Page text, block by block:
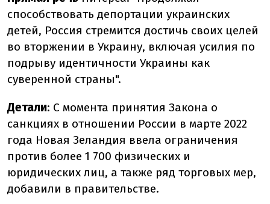
способствовать депортации украинских
детей, Россия стремится достичь своих целей
во вторжении в Украину, включая усилия по
подрыву идентичности Украины как
суверенной страны".
Детали: С момента принятия Закона о
санкциях в отношении России в марте 2022
года Новая Зеландия ввела ограничения
против более 1 700 физических и
юридических лиц, а также ряд торговых мер,
добавили в правительстве.